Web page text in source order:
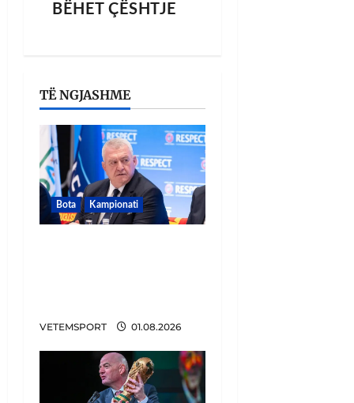
BËHET ÇËSHTJE
TË NGJASHME
Bota Kampionati
VETEMSPORT 01.08.2026